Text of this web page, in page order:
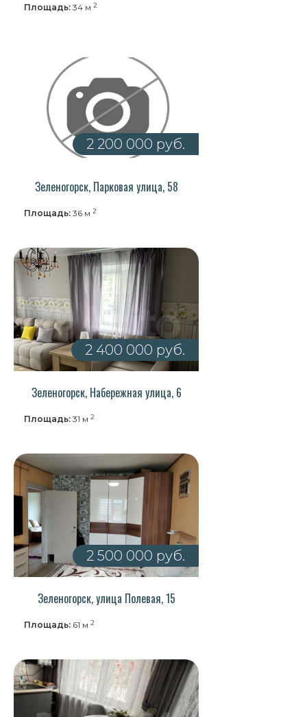
Площадь: 34 м 2
2 200 000 руб.
Зеленогорск, Парковая улица, 58
Площадь: 36 м 2
2 400 000 руб.
Зеленогорск, Набережная улица, 6
Площадь: 31 м 2
2 500 000 руб.
Зеленогорск, улица Полевая, 15
Площадь: 61 м 2